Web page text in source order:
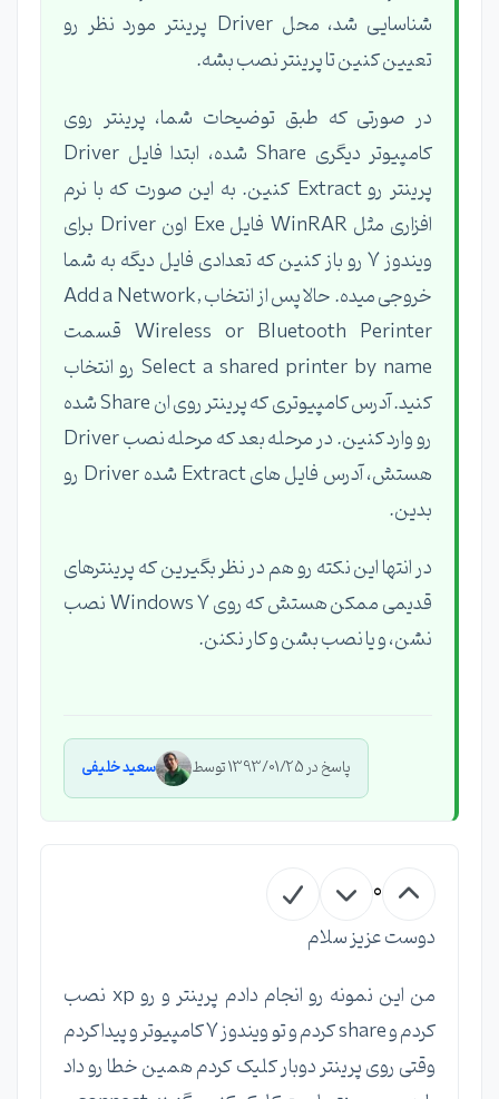
شناسایی شد، محل Driver پرینتر مورد نظر رو
تعیین کنین تا پرینتر نصب بشه.
در صورتی که طبق توضیحات شما، پرینتر روی
کامپیوتر دیگری Share شده، ابتدا فایل Driver
پرینتر رو Extract کنین. به این صورت که با نرم
افزاری مثل WinRAR فایل Exe اون Driver برای
ویندوز 7 رو باز کنین که تعدادی فایل دیگه به شما
خروجی میده. حالا پس از انتخاب Add a Network,
Wireless or Bluetooth Perinter قسمت
Select a shared printer by name رو انتخاب
کنید. آدرس کامپیوتری که پرینتر روی ان Share شده
رو وارد کنین. در مرحله بعد که مرحله نصب Driver
هستش، آدرس فایل های Extract شده Driver رو
بدین.
در انتها این نکته رو هم در نظر بگیرین که پرینترهای
قدیمی ممکن هستش که روی Windows 7 نصب
نشن، و یا نصب بشن و کار نکنن.
پاسخ در 1393/01/25 توسط سعید خلیفی
0
دوست عزیز سلام
من این نمونه رو انجام دادم پرینتر و رو xp نصب
کردم و share کردم و تو ویندوز 7 کامپیوتر و پیدا کردم
وقتی روی پرینتر دوبار کلیک کردم همین خطا رو داد